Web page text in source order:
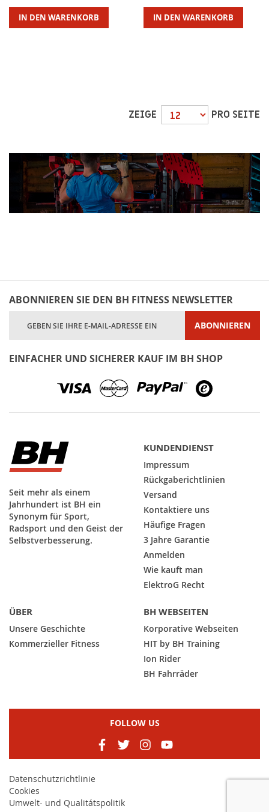
IN DEN WARENKORB IN DEN WARENKORB
ZEIGE PRO SEITE
ABONNIEREN SIE DEN BH FITNESS NEWSLETTER
für
unseren
ABONNIEREN
EINFACHER UND SICHERER KAUF IM BH SHOP
Seit mehr als einem
Jahrhundert ist BH ein
Synonym für Sport,
Radsport und den Geist der
Selbstverbesserung.
KUNDENDIENST
Impressum
Rückgaberichtlinien
Versand
Kontaktiere uns
Häufige Fragen
3 Jahre Garantie
Anmelden
Wie kauft man
ElektroG Recht
ÜBER
Unsere Geschichte
Kommerzieller Fitness
BH WEBSEITEN
Korporative Webseiten
HIT by BH Training
Ion Rider
BH Fahrräder
FOLLOW US
Datenschutzrichtlinie
Cookies
Umwelt- und Qualitátspolitik